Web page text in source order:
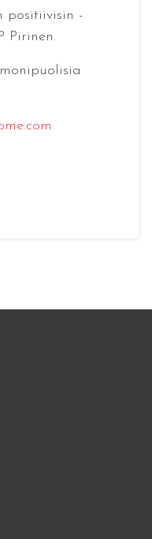
positiivisin -
Pirinen.